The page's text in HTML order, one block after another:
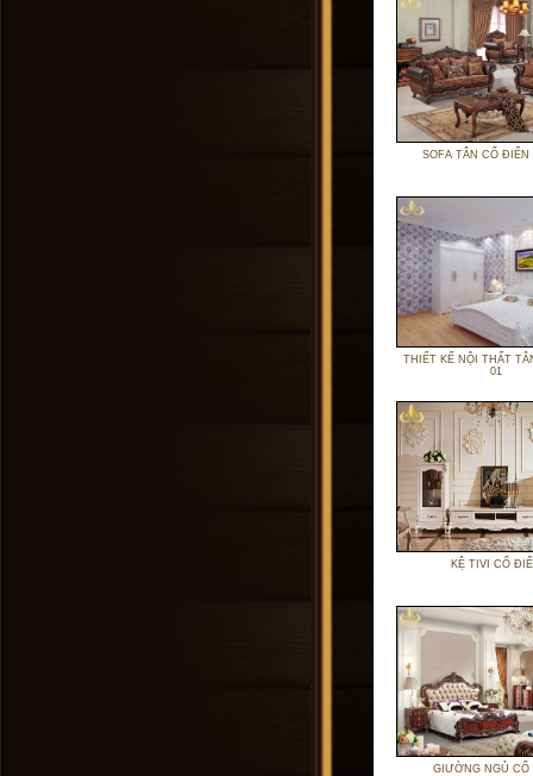
SOFA TÂN CỔ ĐIỂN
THIẾT KẾ NỘI THẤT
01
KỆ TIVI CỔ
GIƯỜNG NGỦ CỔ